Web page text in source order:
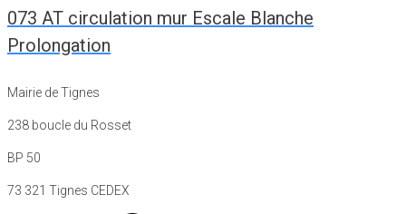
073 AT circulation mur Escale Blanche
Prolongation
Mairie de Tignes
238 boucle du Rosset
BP 50
73 321 Tignes CEDEX